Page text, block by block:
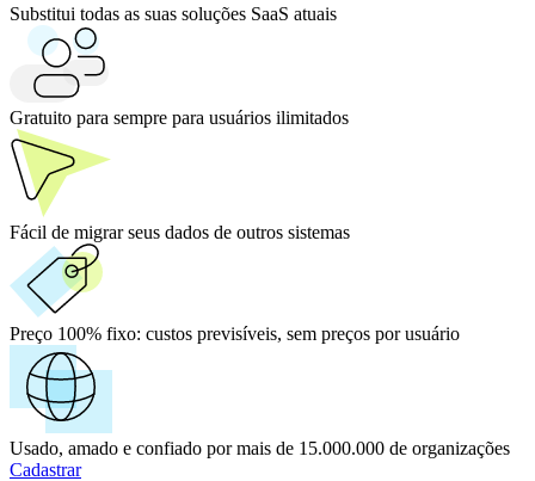
Substitui todas as suas soluções SaaS atuais
Gratuito para sempre para usuários ilimitados
Fácil de migrar seus dados de outros sistemas
Preço 100% fixo: custos previsíveis, sem preços por usuário
Usado, amado e confiado por mais de 15.000.000 de organizações
Cadastrar